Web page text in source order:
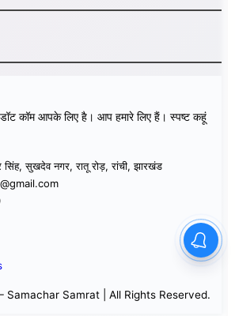
डॉट कॉम आपके लिए है। आप हमारे लिए हैं। स्पष्ट कहूं
सुखदेव नगर, रातू रोड़, रांची, झारखंड
Samrat | All Rights Reserved.